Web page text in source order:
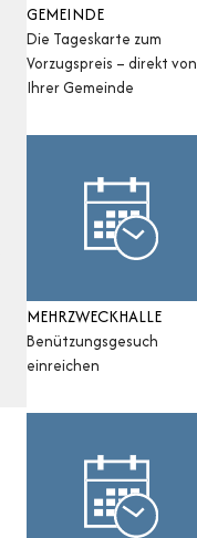
GEMEINDE
Die Tageskarte zum
Vorzugspreis – direkt von
Ihrer Gemeinde
MEHRZWECKHALLE
Benützungsgesuch
einreichen